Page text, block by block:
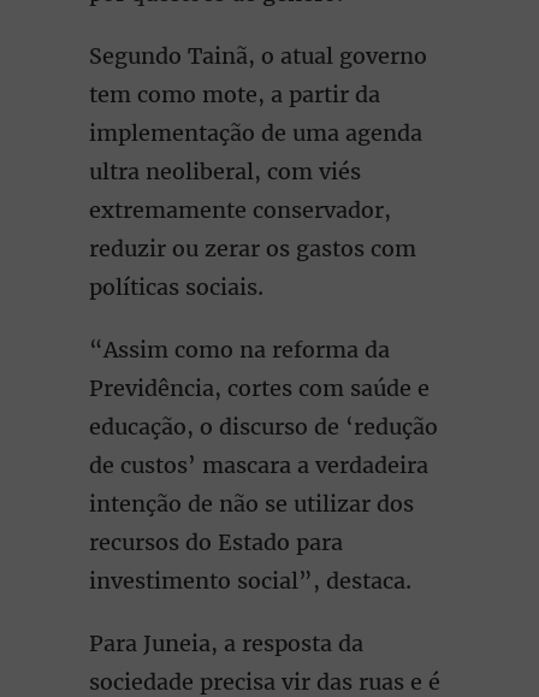
Segundo Tainã, o atual governo
tem como mote, a partir da
implementação de uma agenda
ultra neoliberal, com viés
extremamente conservador,
reduzir ou zerar os gastos com
políticas sociais.
“Assim como na reforma da
Previdência, cortes com saúde e
educação, o discurso de ‘redução
de custos’ mascara a verdadeira
intenção de não se utilizar dos
recursos do Estado para
investimento social”, destaca.
Para Juneia, a resposta da
sociedade precisa vir das ruas e é